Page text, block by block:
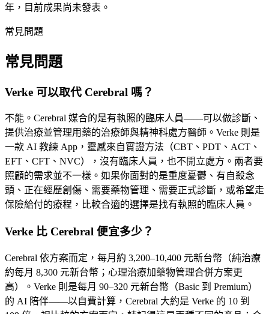
年，目前成果尚未發表。
常見問題
常見問題
Verke 可以取代 Cerebral 嗎？
不能。Cerebral 媒合的是有執照的臨床人員——可以做診斷、
提供治療並管理用藥的治療師與精神科處方醫師。Verke 則是
一款 AI 教練 App，靈感來自實證方法（CBT、PDT、ACT、
EFT、CFT、NVC），沒有臨床人員，也不開立處方。兩者要
照顧的需求並不一樣。如果你面對的是重度憂鬱、有自殺念
頭、正在經歷創傷、需要藥物管理、需要正式診斷，或希望走
保險給付的療程，比較合適的選擇是找有執照的臨床人員。
Verke 比 Cerebral 便宜多少？
Cerebral 依方案而定，每月約 3,200–10,400 元新台幣（純治療
約每月 8,300 元新台幣；心理治療加藥物管理合併方案更
高）。Verke 則是每月 90–320 元新台幣（Basic 到 Premium）
的 AI 陪伴——以自費計算，Cerebral 大約是 Verke 的 10 到